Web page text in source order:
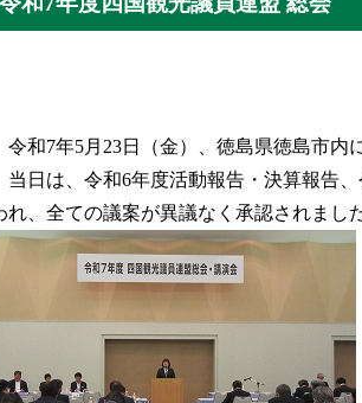
令和7年5月23日（金）、徳島県徳島市内
当日は、令和6年度活動報告・決算報告
れ、全ての議案が異議なく承認されました